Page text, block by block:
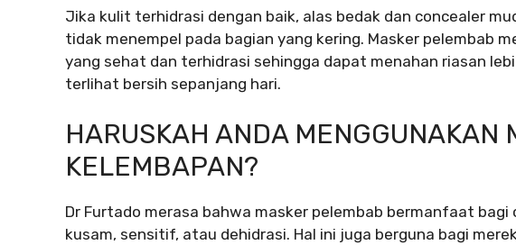
Jika kulit terhidrasi dengan baik, alas bedak dan concealer
tidak menempel pada bagian yang kering. Masker pelembab
yang sehat dan terhidrasi sehingga dapat menahan riasan
terlihat bersih sepanjang hari.
HARUSKAH ANDA MENGGUNAKAN
KELEMBAPAN?
Dr Furtado merasa bahwa masker pelembab bermanfaat
kusam, sensitif, atau dehidrasi. Hal ini juga berguna bagi